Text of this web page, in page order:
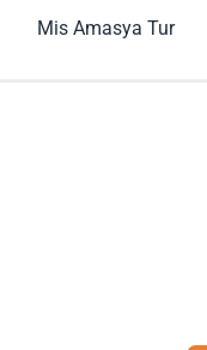
Mis Amasya Tur